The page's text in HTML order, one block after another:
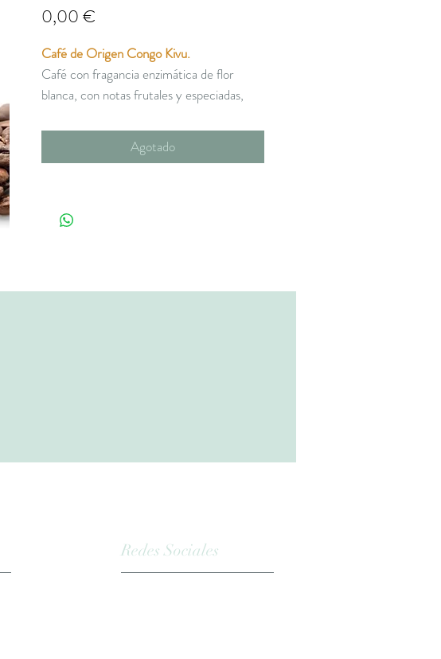
0,00 €
Café de Origen Congo Kivu.
Café con fragancia enzimática de flor
blanca, con notas frutales y especiadas,
recuerdan a los espárragos; es intenso, con
cuerpo y acidez alta.
Agotado
Redes Sociales